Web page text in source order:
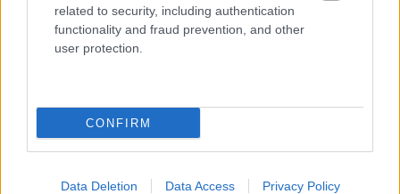
related to security, including authentication
functionality and fraud prevention, and other
user protection.
CONFIRM
Data Deletion Data Access Privacy Policy
9.4 Mons Gibel Camping Park
Belpasso(CT)
Area di sosta